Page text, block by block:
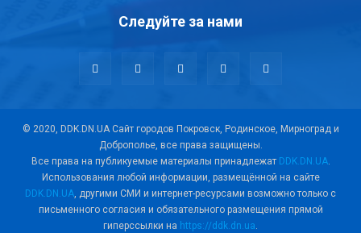
Следуйте за нами
© 2020, DDK.DN.UA Сайт городов Покровск, Родинское, Мирноград и
Доброполье, все права защищены.
Все права на публикуемые материалы принадлежат DDK.DN.UA.
Использования любой информации, размещённой на сайте
DDK.DN.UA, другими СМИ и интернет-ресурсами возможно только с
письменного согласия и обязательного размещения прямой
гиперссылки на https://ddk.dn.ua.